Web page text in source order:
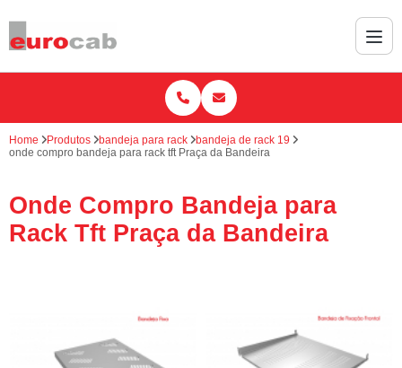
Home Produtos bandeja para rack
bandeja de rack 19
onde compro bandeja para rack tft Praça da Bandeira
Onde Compro Bandeja para
Rack Tft Praça da Bandeira